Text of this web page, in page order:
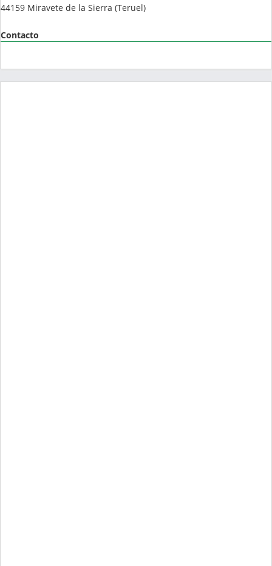
44159 Miravete de la Sierra (Teruel)
Contacto